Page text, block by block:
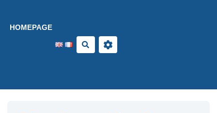
HOMEPAGE
Search